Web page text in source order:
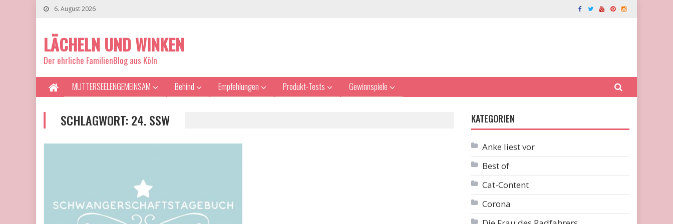
6. August 2026
LÄCHELN UND WINKEN
Der ehrliche FamilienBlog aus Köln
MUTTERSEELENGEMEINSAM Behind Empfehlungen Produkt-Tests Gewinnspiele
SCHLAGWORT:24. SSW KATEGORIEN
Anke liest vor
Best of
Cat-Content
Corona